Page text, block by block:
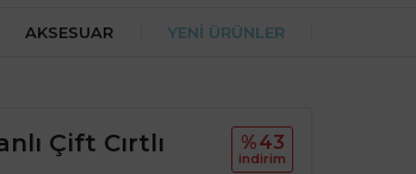
AKSESUAR YENİ ÜRÜNLER
Çift Cırtlı
%43
i̇ndi̇ri̇m